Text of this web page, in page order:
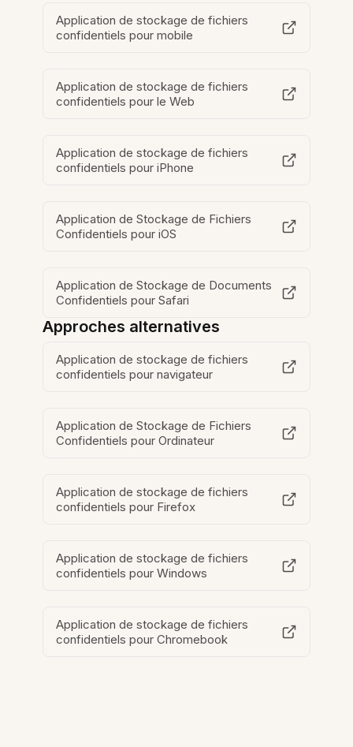
Application de stockage de fichiers
confidentiels pour mobile
Application de stockage de fichiers
confidentiels pour le Web
Application de stockage de fichiers
confidentiels pour iPhone
Application de Stockage de Fichiers
Confidentiels pour iOS
Application de Stockage de Documents
Confidentiels pour Safari
Approches alternatives
Application de stockage de fichiers
confidentiels pour navigateur
Application de Stockage de Fichiers
Confidentiels pour Ordinateur
Application de stockage de fichiers
confidentiels pour Firefox
Application de stockage de fichiers
confidentiels pour Windows
Application de stockage de fichiers
confidentiels pour Chromebook